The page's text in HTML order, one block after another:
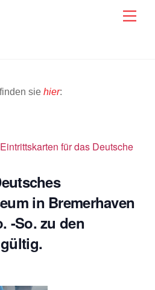
sie hier:
Eintrittskarten für das Deutsche
in Bremerhaven
-So. zu den